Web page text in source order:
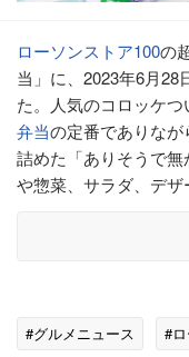
ローソンストア100の
当」に、2023年6月28
た。人気のコロッケつ
弁当の定番でありな
詰めた「ありそうで
や惣菜、サラダ、デザ
#グルメニュース #